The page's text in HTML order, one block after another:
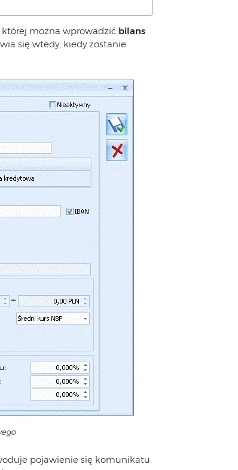
można wprowadzić bilans
się wtedy, kiedy zostanie
pojawienie się komunikatu